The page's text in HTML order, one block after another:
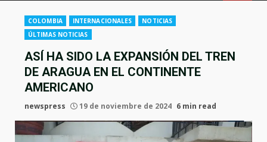
COLOMBIA INTERNACIONALES
NOTICIAS
ÚLTIMAS NOTICIAS
ASÍ HA SIDO LA EXPANSIÓN DEL TREN
DE ARAGUA EN EL CONTINENTE
AMERICANO
newspress 19 de noviembre de 2024 6 min read